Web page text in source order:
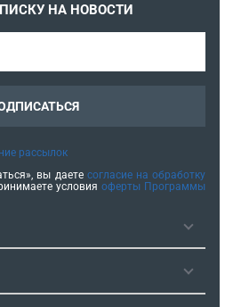
НА НОВОСТИ
рассылок
вы даете согласие на обработку
условия оферты Программы